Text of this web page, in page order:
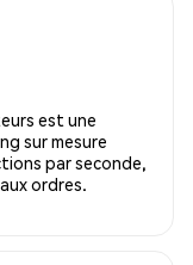
est une
sur mesure
par seconde,
ordres.